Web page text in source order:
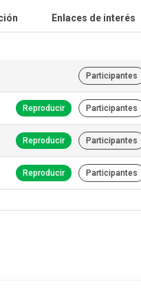
Enlaces de interés
Participantes
Reproducir Participantes
Reproducir Participantes
Reproducir Participantes